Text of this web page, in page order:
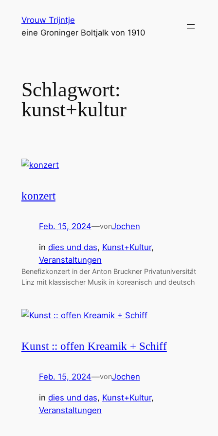
Inhalt
springen
Vrouw Trijntje
eine Groninger Boltjalk von 1910
Schlagwort:
kunst+kultur
konzert
Feb. 15, 2024—vonJochen
in dies und das, Kunst+Kultur
Veranstaltungen
Benefizkonzert in der Anton Bruckner Privatuniversität
Linz mit klassischer Musik in koreanisch und deutsch
Kunst :: offen Kreamik + Schiff
Feb. 15, 2024—vonJochen
in dies und das, Kunst+Kultur
Veranstaltungen